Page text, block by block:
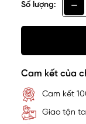
Số lượng:
Cam kết của
Cam kết
Giao tận